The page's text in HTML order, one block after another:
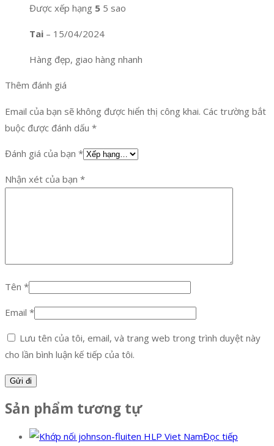
Được xếp hạng 5 5 sao
Tai – 15/04/2024
Hàng đẹp, giao hàng nhanh
Thêm đánh giá
Email của bạn sẽ không được hiển thị công khai. Các trường bắt
buộc được đánh dấu *
Đánh giá của bạn *
Nhận xét của bạn *
Tên *
Email *
Lưu tên của tôi, email, và trang web trong trình duyệt này
cho lần bình luận kế tiếp của tôi.
Sản phẩm tương tự
Đọc tiếp